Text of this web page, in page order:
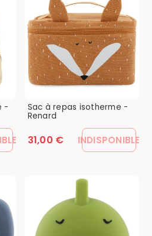
- Sac à repas isotherme -
Renard
31,00 € INDISPONIBLE